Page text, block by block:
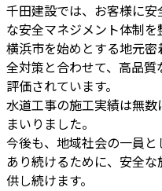
千田建設では、お客様に
な安全マネジメント体制を
横浜市を始めとする地元
全対策と合わせて、高品
評価されています。
水道工事の施工実績は無
まいりました。
今後も、地域社会の一員
あり続けるために、安全
供し続けます。